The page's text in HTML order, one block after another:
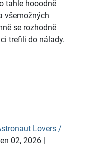
tahle hooodně
všemožných
se rozhodně
trefili do nálady.
Lovers /
02, 2026 |